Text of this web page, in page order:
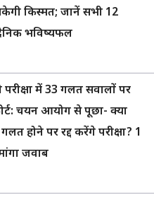
किस्मत; जानें सभी 12
भविष्यफल
में 33 गलत सवालों पर
चयन आयोग से पूछा- क्या
होने पर रद्द करेंगे परीक्षा? 1
जवाब